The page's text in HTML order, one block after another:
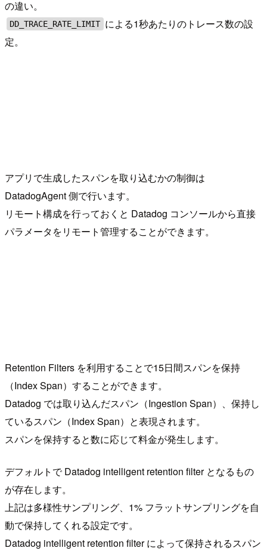
の違い。
DD_TRACE_RATE_LIMIT による1秒あたりのトレース数の設
定。
アプリで生成したスパンを取り込むかの制御は
DatadogAgent 側で行います。
リモート構成を行っておくと Datadog コンソールから直接
パラメータをリモート管理することができます。
Retention Filters を利用することで15日間スパンを保持
（Index Span）することができます。
Datadog では取り込んだスパン（Ingestion Span）、保持し
ているスパン（Index Span）と表現されます。
スパンを保持すると数に応じて料金が発生します。
デフォルトで Datadog intelligent retention filter となるもの
が存在します。
上記は多様性サンプリング、1% フラットサンプリングを自
動で保持してくれる設定です。
Datadog intelligent retention filter によって保持されるスパン